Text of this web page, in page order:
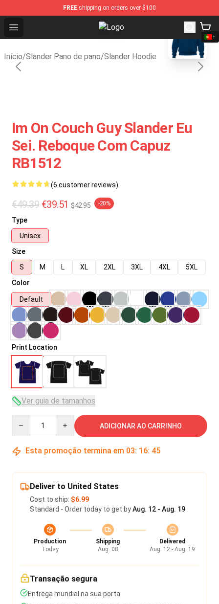
FREE shipping on orders over $100
Open menu Slander Shop - Official Slander
Início/Slander Pano de pano/Slander Hoodie
blank template
Im On Couch Guy Slander Eu
Sei. Reboque Com Capuz
RB1512
(6 customer reviews)
€49.39 €39.51 $42.95 -20%
Type
Unisex
Size
S
M L XL 2XL 3XL 4XL
5XL
Color
Default
Print Location
Ver guia de tamanhos
ADICIONAR AO CARRINHO
Esta promoção termina em 03: 16: 45
Deliver to United States
Cost to ship: $6.99
Standard - Order today to get byAug. 12 - Aug. 19
Production
Today
Shipping
Aug. 08
Delivered
Aug. 12 - Aug. 19
Transação segura
Entrega mundial na sua porta